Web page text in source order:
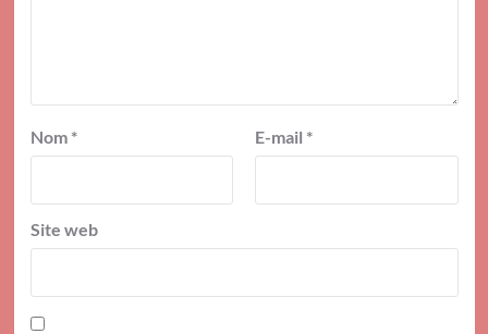
Nom * E-mail *
Site web